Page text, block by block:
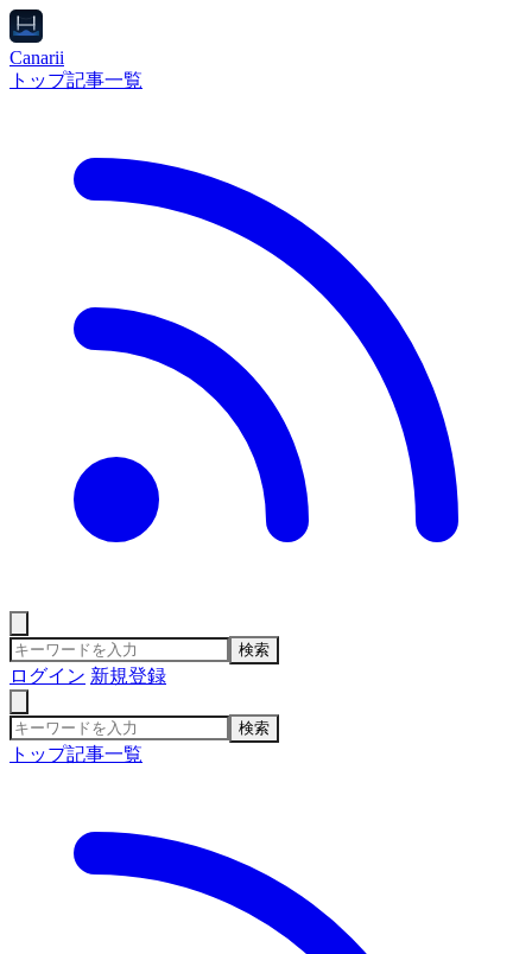
Canarii
トップ記事一覧
検索
ログイン 新規登録
検索
トップ記事一覧